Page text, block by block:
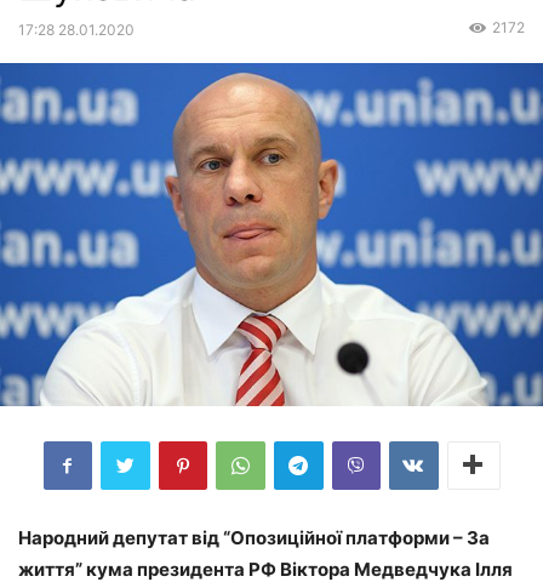
17:28 28.01.2020 2172
Народний депутат від “Опозиційної платформи – За
життя” кума президента РФ Віктора Медведчука Ілля